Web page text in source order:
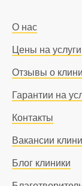
О нас
Цены на услуги
Отзывы о
Гарантии на
Контакты
Вакансии
Блог клиники